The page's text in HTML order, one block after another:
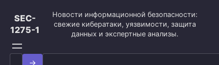
контенту
SEC-
1275-1
Новости информационной безопасности:
свежие кибератаки, уязвимости, защита
данных и экспертные анализы.
Search